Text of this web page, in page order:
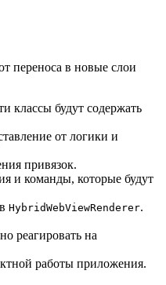
переноса в новые слои
классы будут содержать
от логики и
привязок.
и команды, которые будут
HybridWebViewRenderer.
реагировать на
работы приложения.